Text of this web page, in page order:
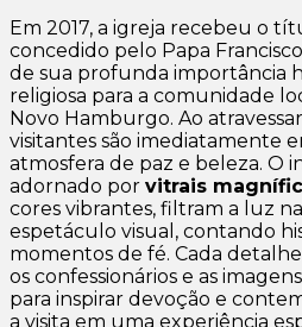
Em 2017, a igreja recebeu o
concedido pelo Papa
de sua profunda importância
religiosa para a comunidade
Novo Hamburgo. Ao
visitantes são imediatamente
atmosfera de paz e beleza. O
adornado por vitrais
cores vibrantes, filtram a luz
espetáculo visual, contando
momentos de fé. Cada
os confessionários e as
para inspirar devoção e
a visita em uma experiência